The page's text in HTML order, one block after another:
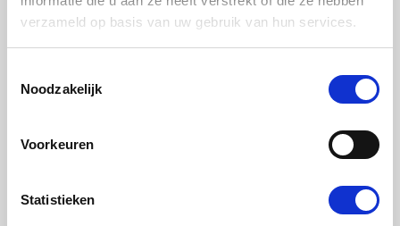
verzameld op basis van uw gebruik van hun services.
Noodzakelijk
Voorkeuren
Statistieken